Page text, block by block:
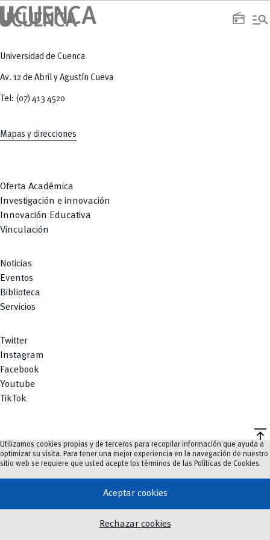
radio manage_search
Universidad de Cuenca
Av. 12 de Abril y Agustín Cueva
Tel: (07) 413 4520
Mapas y direcciones
Oferta Académica
Investigación e innovación
Innovación Educativa
Vinculación
Noticias
Eventos
Biblioteca
Servicios
Twitter
Instagram
Facebook
Youtube
TikTok
vertical_align_top
©2023-2026UCuenca.
Utilizamos cookies propias y de terceros para recopilar información que ayuda a
optimizar su visita. Para tener una mejor experiencia en la navegación de nuestro
sitio web se requiere que usted acepte los términos de las Políticas de Cookies.
Aceptar cookies
Rechazar cookies